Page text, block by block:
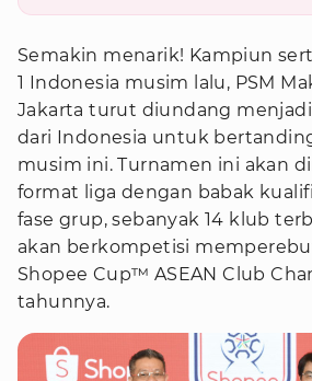
Semakin menarik! Kampiun
1 Indonesia musim lalu, PSM
Jakarta turut diundang
dari Indonesia untuk
musim ini. Turnamen ini akan
format liga dengan babak
fase grup, sebanyak 14 klub
akan berkompetisi
Shopee Cup™ ASEAN Club
tahunnya.